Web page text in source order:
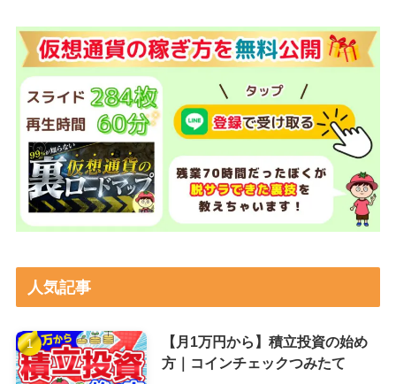
人気記事
【月1万円から】積立投資の始め
方｜コインチェックつみたて